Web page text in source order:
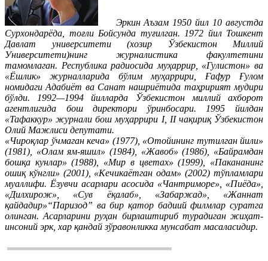
Эркин Аъзам 1950 йил 10 августда
Сурхондарёда, тоғли Бойсунда туғилган. 1972 йил Тошкент
Давлат университети (хозир Ўзбекистон Миллий
Университети)нинг журналистика факултетини
тамомлаган. Республика радиосида муҳаррир, «Гулистон» ва
«Ёшлик» журналларида бўлим муҳаррири, Ғафур Ғулом
номидаги Адабиёт ва Санат нашриётида таҳририят мудири
бўлди. 1992—1994 йилларда Ўзбекистон миллий ахборот
агентлигида бош директори ўринбосари. 1995 йилдан
«Тафаккур» журнали бош муҳаррири I, II чақириқ Ўзбекистон
Олий Мажлиси депутати.
«Чироқлар ўчмаган кеча» (1977), «Отойининг тутилган йили»
(1981), «Олам ям-яшил» (1984), «Жавоб» (1986), «Байрамдан
бошқа кунлар» (1988), «Мир в цветах» (1999), «Пакананинг
ошиқ кўнгли» (2001), «Кечикаётган одам» (2002) тўпламлари
муаллифи. Ёзувчи асарлари асосида «Чантриморе», «Пиёда»,
«Дилхирож», «Сув ёқалаб», «Забаржад», «Жаннат
қайдадир»“Паризод” ва бир қатор бадиий филмлар суратга
олинган. Асарларини руҳан бирлаштириб турадиган жиҳат-
инсоний эрк, хар қандай зўравонликка мунсабат масаласидир.